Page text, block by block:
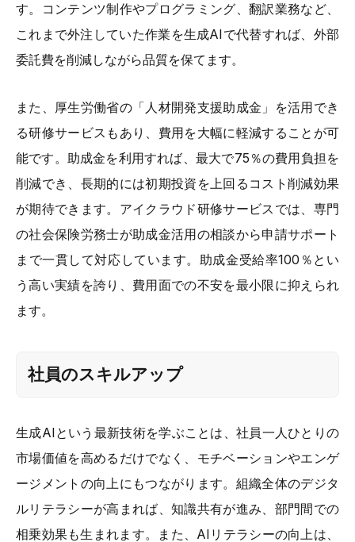
す。コンテンツ制作やプログラミング、翻訳業務など、
これまで外注していた作業を生成AIで代替すれば、外部
委託費を削減しながら品質を保てます。
また、厚生労働省の「人材開発支援助成金」を活用でき
る研修サービスもあり、費用を大幅に軽減することが可
能です。助成金を利用すれば、最大で75％の費用負担を
削減でき、長期的には初期投資を上回るコスト削減効果
が期待できます。アイクラウド研修サービスでは、専門
の社会保険労務士が助成金活用の相談から申請サポート
まで一貫して対応しています。助成金受給率100％とい
う高い実績を誇り、費用面での不安を最小限に抑えられ
ます。
社員のスキルアップ
生成AIという最新技術を学ぶことは、社員一人ひとりの
市場価値を高めるだけでなく、モチベーションやエンゲ
ージメントの向上にもつながります。組織全体のデジタ
ルリテラシーが高まれば、知識共有が進み、部門間での
相乗効果も生まれます。また、AIリテラシーの向上は、